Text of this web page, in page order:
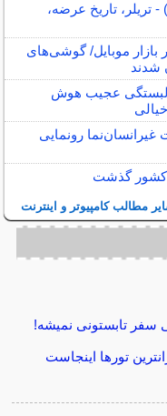
بازی جی تی ای ۶ (GTA 6) - تریلر، تاریخ عرضه،
موبایل/ گوشی‌های
عجیب هوش
غیرانسان‌نما رونمایی
مطالب کامپیوتر و اینترنت
سفر تابستونی نمیشه!
تورها اینجاست